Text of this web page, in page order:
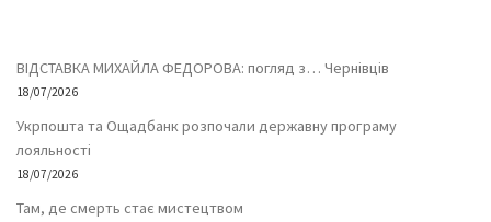
ВІДСТАВКА МИХАЙЛА ФЕДОРОВА: погляд з… Чернівців
18/07/2026
Укрпошта та Ощадбанк розпочали державну програму
лояльності
18/07/2026
Там, де смерть стає мистецтвом